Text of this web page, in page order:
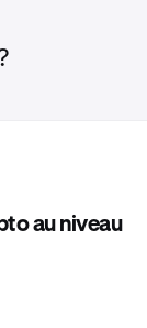
votre compte
au niveau